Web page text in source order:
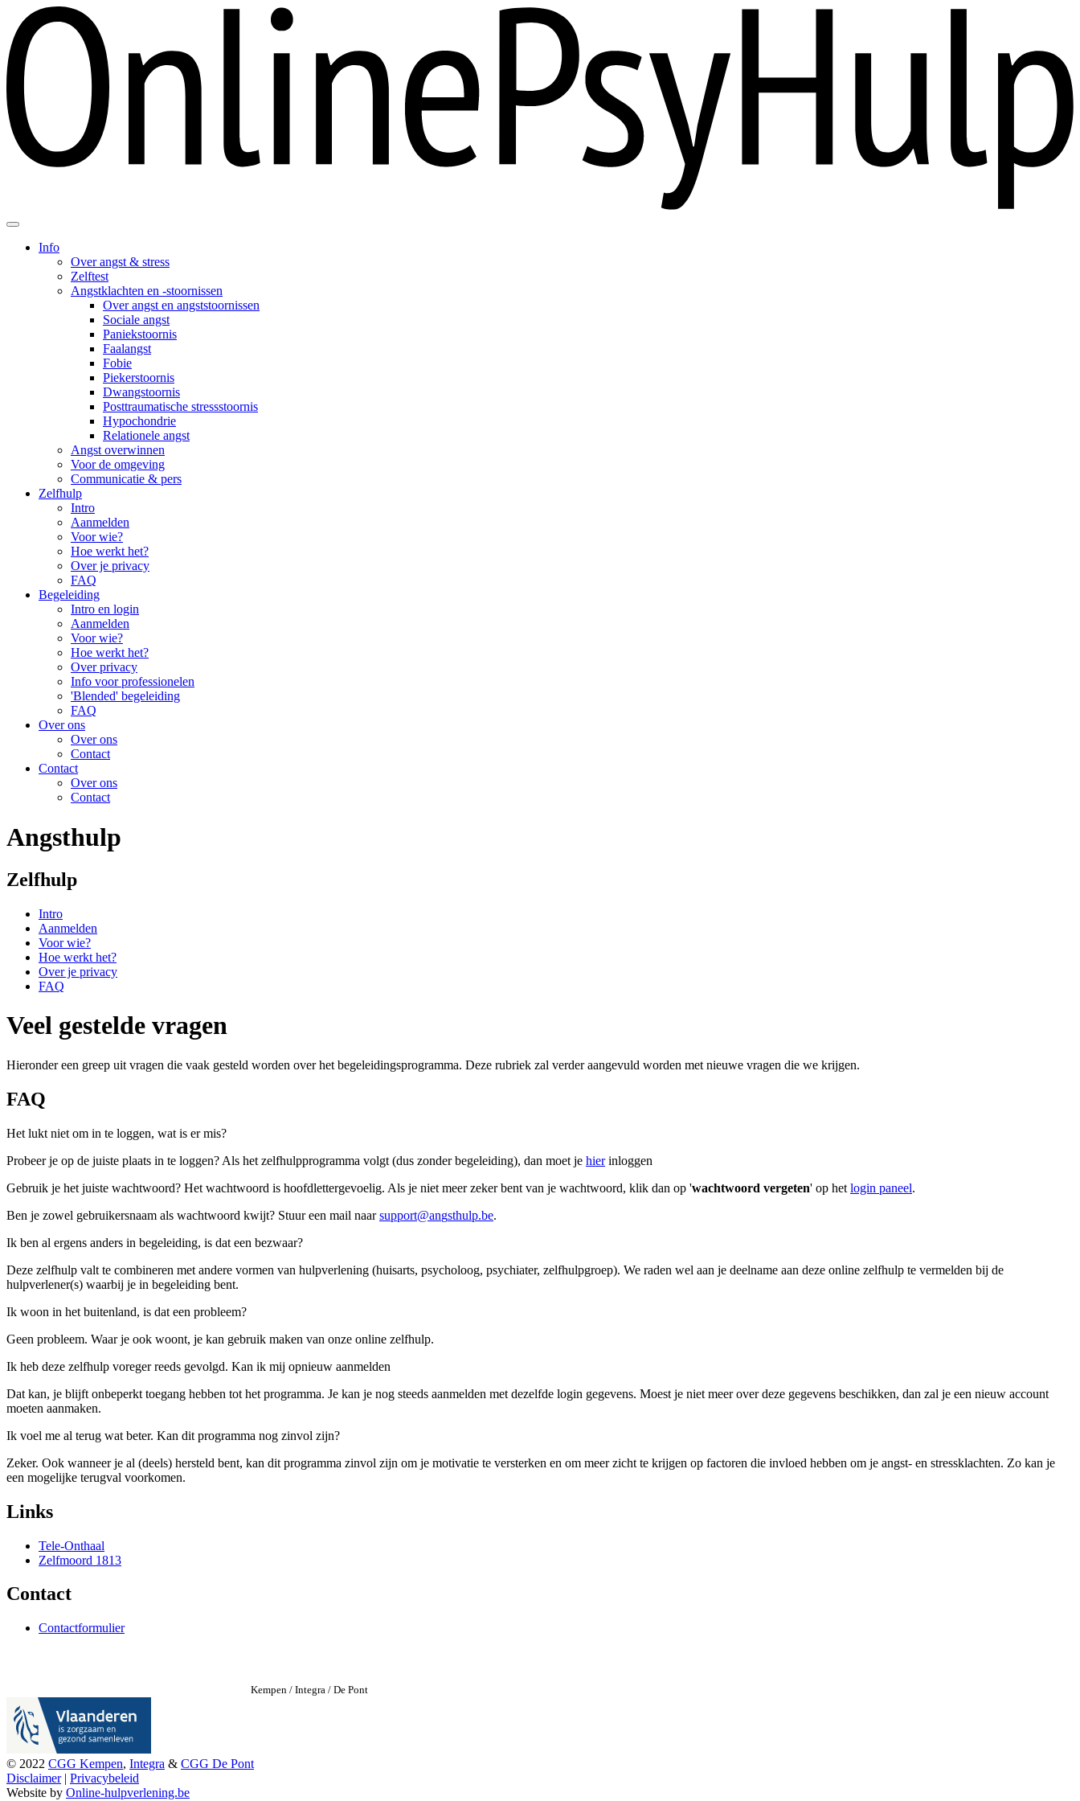
Info
Over angst & stress
Zelftest
Angstklachten en -stoornissen
Over angst en angststoornissen
Sociale angst
Paniekstoornis
Faalangst
Fobie
Piekerstoornis
Dwangstoornis
Posttraumatische stressstoornis
Hypochondrie
Relationele angst
Angst overwinnen
Voor de omgeving
Communicatie & pers
Zelfhulp
Intro
Aanmelden
Voor wie?
Hoe werkt het?
Over je privacy
FAQ
Begeleiding
Intro en login
Aanmelden
Voor wie?
Hoe werkt het?
Over privacy
Info voor professionelen
'Blended' begeleiding
FAQ
Over ons
Over ons
Contact
Contact
Over ons
Contact
Angsthulp
Zelfhulp
Intro
Aanmelden
Voor wie?
Hoe werkt het?
Over je privacy
FAQ
Veel gestelde vragen
Hieronder een greep uit vragen die vaak gesteld worden over het begeleidingsprogramma. Deze rubriek zal verder aangevuld worden met nieuwe vragen die we krijgen.
FAQ
Het lukt niet om in te loggen, wat is er mis?
Probeer je op de juiste plaats in te loggen? Als het zelfhulpprogramma volgt (dus zonder begeleiding), dan moet je hierinloggen
Gebruik je het juiste wachtwoord? Het wachtwoord is hoofdlettergevoelig. Als je niet meer zeker bent van je wachtwoord, klik dan op 'wachtwoord vergeten' op het login paneel.
Ben je zowel gebruikersnaam als wachtwoord kwijt? Stuur een mail naarsupport@angsthulp.be.
Ik ben al ergens anders in begeleiding, is dat een bezwaar?
Deze zelfhulp valt te combineren met andere vormen van hulpverlening (huisarts, psycholoog, psychiater, zelfhulpgroep). We raden wel aan je deelname aan deze online zelfhulp te vermelden bij de
hulpverlener(s) waarbij je in begeleiding bent.
Ik woon in het buitenland, is dat een probleem?
Geen probleem. Waar je ook woont, je kan gebruik maken van onze online zelfhulp.
Ik heb deze zelfhulp voreger reeds gevolgd. Kan ik mij opnieuw aanmelden
Dat kan, je blijft onbeperkt toegang hebben tot het programma. Je kan je nog steeds aanmelden met dezelfde login gegevens. Moest je niet meer over deze gegevens beschikken, dan zal je een nieuw account
moeten aanmaken.
Ik voel me al terug wat beter. Kan dit programma nog zinvol zijn?
Zeker. Ook wanneer je al (deels) hersteld bent, kan dit programma zinvol zijn om je motivatie te versterken en om meer zicht te krijgen op factoren die invloed hebben om je angst- en stressklachten. Zo kan je
een mogelijke terugval voorkomen.
Links
Tele-Onthaal
Zelfmoord 1813
Contact
Contactformulier
Kempen / Integra / De Pont
© 2022 CGG Kempen, Integra & CGG De Pont
Disclaimer| Privacybeleid
Website by Online-hulpverlening.be